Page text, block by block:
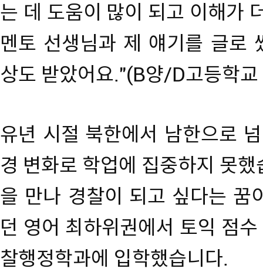
는 데 도움이 많이 되고 이해가
멘토 선생님과 제 얘기를 글로
상도 받았어요."(B양/D고등학
유년 시절 북한에서 남한으로
경 변화로 학업에 집중하지 못
을 만나 경찰이 되고 싶다는 꿈
던 영어 최하위권에서 토익 점
찰행정학과에 입학했습니다.